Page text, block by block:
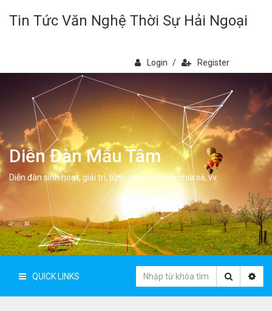
Tin Tức Văn Nghệ Thời Sự Hải Ngoại
Login / Register
Diễn Đàn Mẫu Tâm
Diễn đàn sinh hoạt, giải trí, bình luân, học hỏi, chia sẻ, vv.
QUICK LINKS